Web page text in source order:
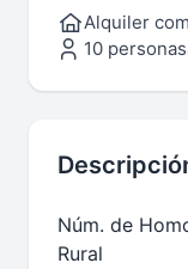
Alquiler
10 personas
Núm. de
Rural